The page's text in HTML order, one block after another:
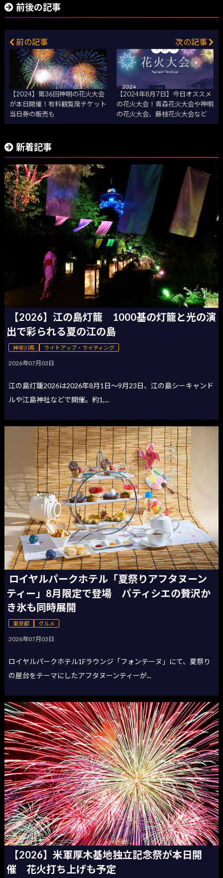
前後の記事
前の記事
【2024】第36回神明の花火大会
が本日開催！有料観覧席チケット
当日券の販売も
次の記事
【2024年8月7日】今日オススメ
の花火大会！青森花火大会や神明
の花火大会、藤枝花火大会など
新着記事
【2026】江の島灯籠 1000基の灯籠と光の演
出で彩られる夏の江の島
神奈川県 ライトアップ・ライティング
2026年07月03日
江の島灯籠2026は2026年8月1日〜9月23日、江の島シーキャンド
ルや江島神社などで開催。約1,...
ロイヤルパークホテル「夏祭りアフタヌーン
ティー」8月限定で登場 パティシエの贅沢か
き氷も同時展開
東京都 グルメ
2026年07月03日
ロイヤルパークホテル1Fラウンジ「フォンテーヌ」にて、夏祭り
の屋台をテーマにしたアフタヌーンティーが...
【2026】米軍厚木基地独立記念祭が本日開
催 花火打ち上げも予定